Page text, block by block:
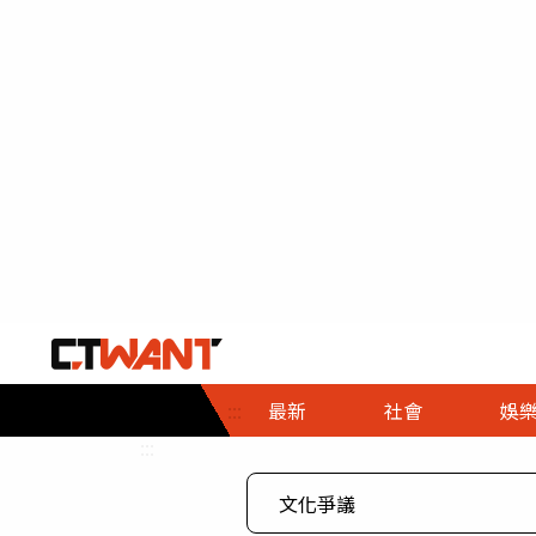
::: 最新 社會
社會首頁
時事
娛樂
娛樂首頁
即時
專題
財經首頁
熱線
３Ｃ
政